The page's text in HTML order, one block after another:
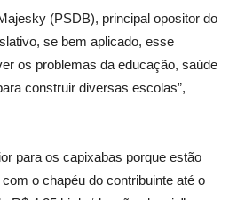
(PSDB), principal opositor do
se bem aplicado, esse
os problemas da educação, saúde
construir diversas escolas”,
para os capixabas porque estão
o chapéu do contribuinte até o